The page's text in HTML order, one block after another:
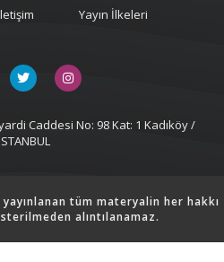
Yayın İlkeleri
Caddesi No: 98 Kat: 1 Kadıköy /
tüm materyalin her hakkı
alıntılanamaz.